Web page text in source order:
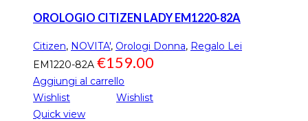
OROLOGIO CITIZEN LADY EM1220-82A
Citizen, NOVITA', Orologi Donna, Regalo Lei
EM1220-82A €159.00
Aggiungi al carrello
Wishlist
Wishlist
Quick view